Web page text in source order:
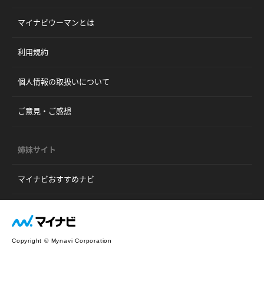
マイナビウーマンとは
利用規約
個人情報の取扱いについて
ご意見・ご感想
姉妹サイト
マイナビおすすめナビ
Copyright © Mynavi Corporation